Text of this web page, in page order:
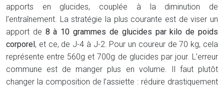
apports en glucides, couplée à la diminution de
l’entraînement. La stratégie la plus courante est de viser un
apport de 8 à 10 grammes de glucides par kilo de poids
corporel, et ce, de J-4 à J-2. Pour un coureur de 70 kg, cela
représente entre 560g et 700g de glucides par jour. L’erreur
commune est de manger plus en volume. Il faut plutôt
changer la composition de l’assiette : réduire drastiquement